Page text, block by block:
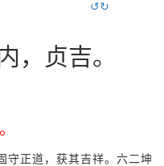
↺↻
，贞吉。
守正道，获其吉祥。六二坤